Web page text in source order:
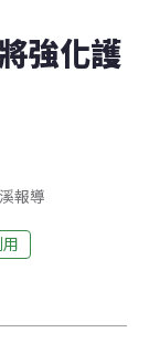
強化護
報導